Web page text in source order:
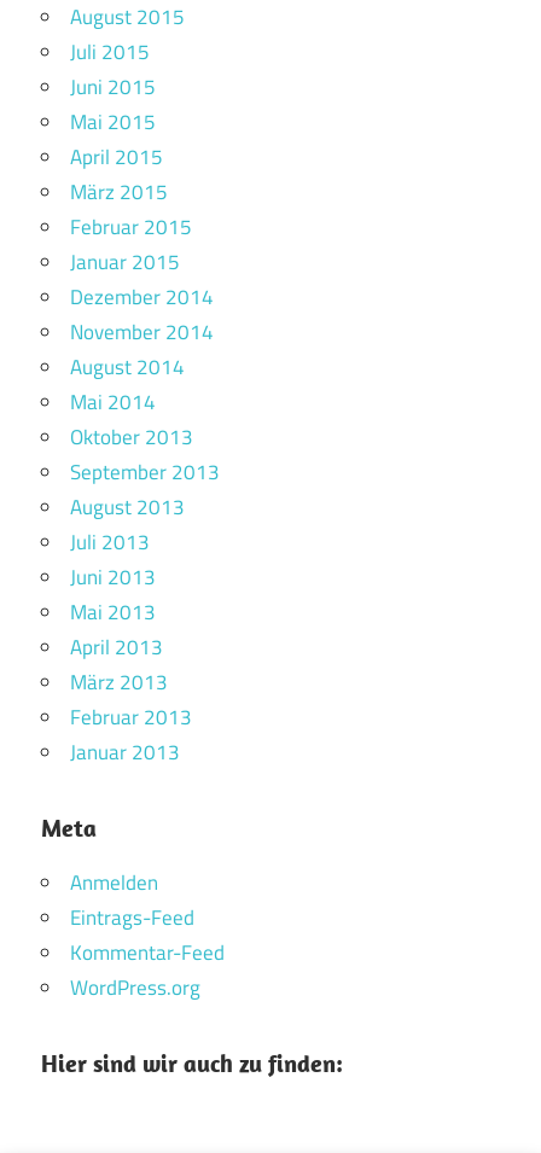
August 2015
Juli 2015
Juni 2015
Mai 2015
April 2015
März 2015
Februar 2015
Januar 2015
Dezember 2014
November 2014
August 2014
Mai 2014
Oktober 2013
September 2013
August 2013
Juli 2013
Juni 2013
Mai 2013
April 2013
März 2013
Februar 2013
Januar 2013
Meta
Anmelden
Eintrags-Feed
Kommentar-Feed
WordPress.org
Hier sind wir auch zu finden: